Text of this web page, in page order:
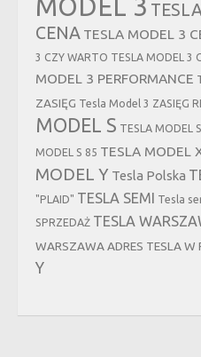
MODEL 3
CENA TESLA MODEL 3
3 CZY WARTO TESLA MODEL 3
MODEL 3 PERFORMANCE
ZASIĘG Tesla Model 3 ZASIĘG
MODEL S TESLA MODEL
MODEL S 85 TESLA MODEL
MODEL Y Tesla Polska
"PLAID" TESLA SEMI Tesla
SPRZEDAŻ TESLA
WARSZAWA ADRES TESLA W
Y